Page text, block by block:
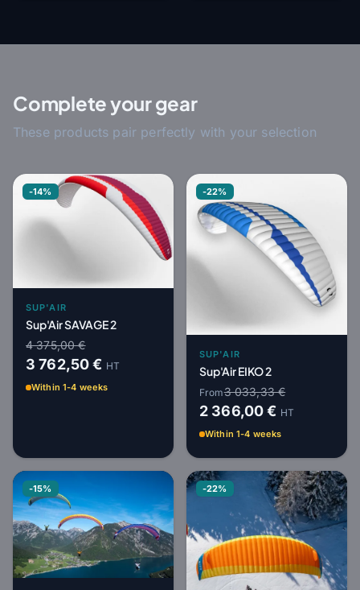
Complete your gear
These products pair perfectly with your selection
-14%
SUP'AIR
Sup'Air SAVAGE 2
4 375,00 €
3 762,50 € HT
Within 1-4 weeks
-22%
SUP'AIR
Sup'Air EIKO 2
From3 033,33 €
2 366,00 € HT
Within 1-4 weeks
-15% -22%